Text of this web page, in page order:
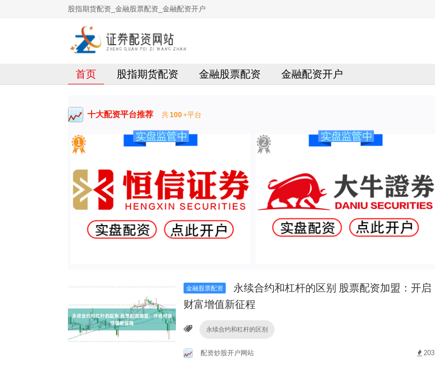
股指期货配资_金融股票配资_金融配资开户
首页 股指期货配资 金融股票配资 金融配资开户
十大配资平台推荐 共100+平台
金融股票配资
永续合约和杠杆的区别 股票配资加盟：开启
财富增值新征程
永续合约和杠杆的区别
配资炒股开户网站 203